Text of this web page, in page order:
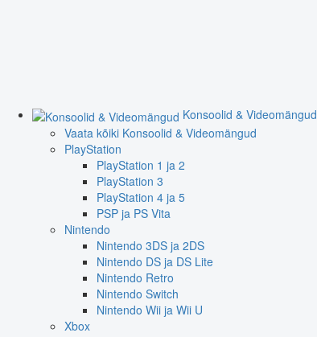
Konsoolid & Videomängud
Vaata kõiki Konsoolid & Videomängud
PlayStation
PlayStation 1 ja 2
PlayStation 3
PlayStation 4 ja 5
PSP ja PS Vita
Nintendo
Nintendo 3DS ja 2DS
Nintendo DS ja DS Lite
Nintendo Retro
Nintendo Switch
Nintendo Wii ja Wii U
Xbox